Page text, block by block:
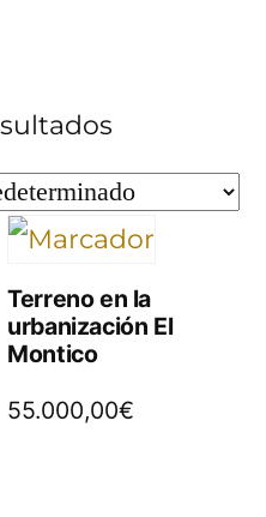
Terreno en la
urbanización El
Montico
55.000,00€